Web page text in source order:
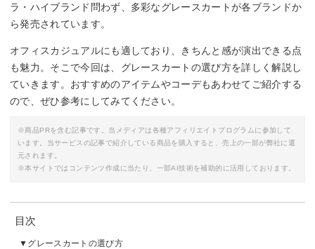
ラ・ハイブランド問わず、多彩なグレースカートが各ブランドか
ら発売されています。
オフィスカジュアルにも適しており、きちんと感が演出できる点
も魅力。そこで今回は、グレースカートの選び方を詳しく解説し
ていきます。おすすめのアイテムやコーデもあわせてご紹介する
ので、ぜひ参考にしてみてください。
※商品PRを含む記事です。当メディアは各種アフィリエイトプログラムに参加して
います。当サービスの記事で紹介している商品を購入すると、売上の一部が弊社に還
元されます。
※本サイトではコンテンツ作成に当たり、一部AI技術を補助的に活用しております。
目次
グレースカートの選び方